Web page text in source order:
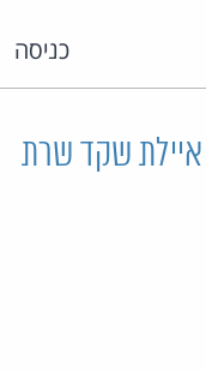
כניסה
נ' איילת שקד שרת